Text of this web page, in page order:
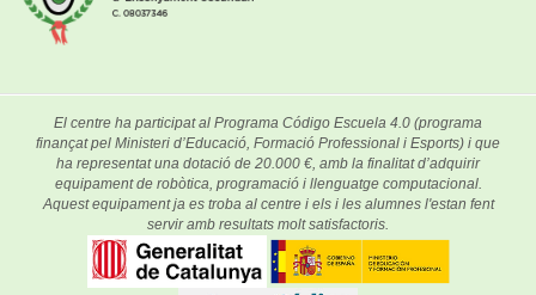
El centre ha participat al Programa Código Escuela 4.0 (programa
finançat pel Ministeri d’Educació, Formació Professional i Esports) i que
ha representat una dotació de 20.000 €, amb la finalitat d’adquirir
equipament de robòtica, programació i llenguatge computacional.
Aquest equipament ja es troba al centre i els i les alumnes l'estan fent
servir amb resultats molt satisfactoris.